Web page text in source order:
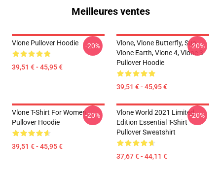
Meilleures ventes
Vlone Pullover Hoodie
39,51 € - 45,95 €
-20%
Vlone, Vlone Butterfly, Sun,
Vlone Earth, Vlone 4, Vlone 3
Pullover Hoodie
39,51 € - 45,95 €
-20%
Vlone T-Shirt For Women
Pullover Hoodie
39,51 € - 45,95 €
-20%
Vlone World 2021 Limited
Edition Essential T-Shirt
Pullover Sweatshirt
37,67 € - 44,11 €
-20%